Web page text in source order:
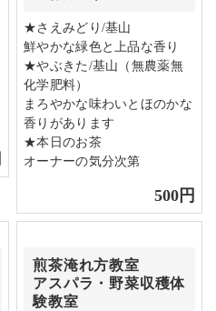
★さえみどり/基山
鮮やかな緑色と上品な香り
★やぶきた/基山（無農薬無
化学肥料）
まろやかな味わいとほのかな
香りがあります
★本日のお茶
オーナーの気分次第
500円
煎茶淹れ方教室
アスパラ・野菜収穫体
験教室